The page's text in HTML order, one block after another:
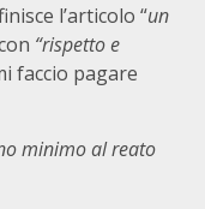
l’articolo “un
“rispetto e
faccio pagare
minimo al reato